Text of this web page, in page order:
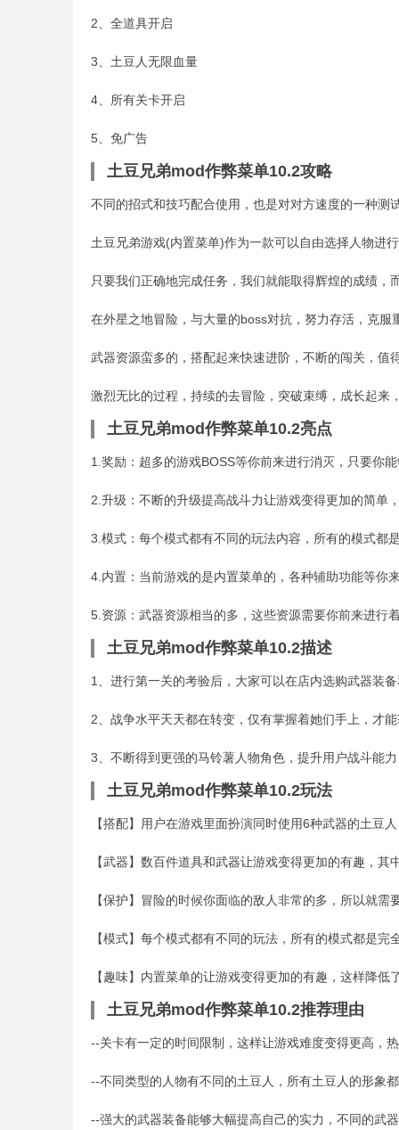
2、全道具开启
3、土豆人无限血量
4、所有关卡开启
5、免广告
土豆兄弟mod作弊菜单10.2攻略
不同的招式和技巧配合使用，也是对对方速度的一种测
土豆兄弟游戏(内置菜单)作为一款可以自由选择人物进
只要我们正确地完成任务，我们就能取得辉煌的成绩，
在外星之地冒险，与大量的boss对抗，努力存活，克服
武器资源蛮多的，搭配起来快速进阶，不断的闯关，值
激烈无比的过程，持续的去冒险，突破束缚，成长起来
土豆兄弟mod作弊菜单10.2亮点
1.奖励：超多的游戏BOSS等你前来进行消灭，只要你
2.升级：不断的升级提高战斗力让游戏变得更加的简单
3.模式：每个模式都有不同的玩法内容，所有的模式都
4.内置：当前游戏的是内置菜单的，各种辅助功能等你
5.资源：武器资源相当的多，这些资源需要你前来进行
土豆兄弟mod作弊菜单10.2描述
1、进行第一关的考验后，大家可以在店内选购武器装
2、战争水平天天都在转变，仅有掌握着她们手上，才
3、不断得到更强的马铃薯人物角色，提升用户战斗能
土豆兄弟mod作弊菜单10.2玩法
【搭配】用户在游戏里面扮演同时使用6种武器的土豆
【武器】数百件道具和武器让游戏变得更加的有趣，
【保护】冒险的时候你面临的敌人非常的多，所以就
【模式】每个模式都有不同的玩法，所有的模式都是
【趣味】内置菜单的让游戏变得更加的有趣，这样降
土豆兄弟mod作弊菜单10.2推荐理由
--关卡有一定的时间限制，这样让游戏难度变得更高，
--不同类型的人物有不同的土豆人，所有土豆人的形象
--强大的武器装备能够大幅提高自己的实力，不同的武